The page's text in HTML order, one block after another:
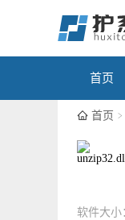
首页
首页
软件大小